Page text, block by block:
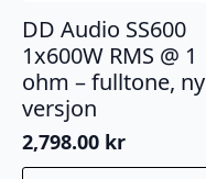
DD Audio SS600
1x600W RMS @ 1
ohm – fulltone, ny
versjon
2,798.00 kr